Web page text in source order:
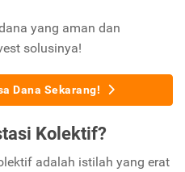
yang aman dan
solusinya!
Dana Sekarang!
Kolektif?
adalah istilah yang erat